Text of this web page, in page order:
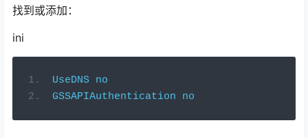
找到或添加：
ini
UseDNS
no
GSSAPIAuthentication
no